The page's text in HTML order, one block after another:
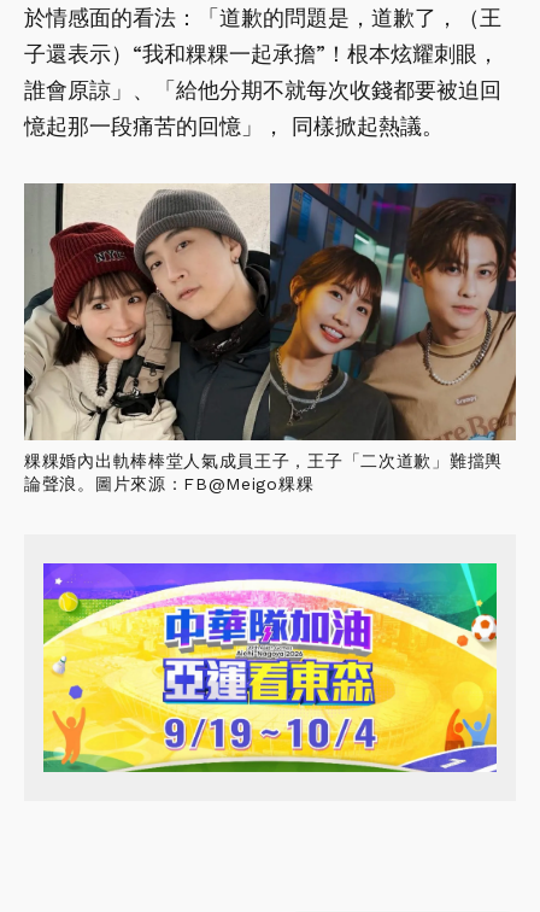
於情感面的看法：「道歉的問題是，道歉了，（王
子還表示）“我和粿粿一起承擔”！根本炫耀刺眼，
誰會原諒」、「給他分期不就每次收錢都要被迫回
憶起那一段痛苦的回憶」， 同樣掀起熱議。
粿粿婚內出軌棒棒堂人氣成員王子，王子「二次道歉」難擋輿
論聲浪。圖片來源：FB@Meigo粿粿